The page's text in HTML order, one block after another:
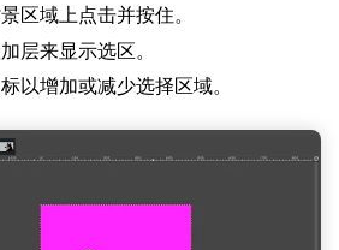
区域上点击并按住。
层来显示选区。
以增加或减少选择区域。